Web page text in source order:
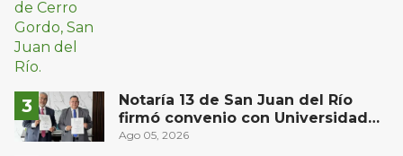
Notaría 13 de San Juan del Río
firmó convenio con Universidad
del Bajío para recibir estudiantes
Ago 05, 2026